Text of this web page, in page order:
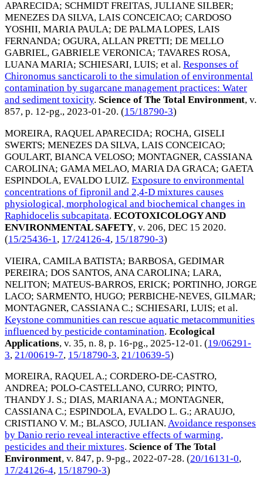
APARECIDA; SCHMIDT FREITAS, JULIANE SILBER;
MENEZES DA SILVA, LAIS CONCEICAO; CARDOSO
YOSHII, MARIA PAULA; DE PALMA LOPES, LAIS
FERNANDA; OGURA, ALLAN PRETTI; DE MELLO
GABRIEL, GABRIELE VERONICA; TAVARES ROSA,
LUANA MARIA; SCHIESARI, LUIS; et al. Responses of
Chironomus sancticaroli to the simulation of environmental
contamination by sugarcane management practices: Water
and sediment toxicity. Science of The Total Environment, v.
857, p. 12-pg., 2023-01-20. (15/18790-3)
MOREIRA, RAQUEL APARECIDA; ROCHA, GISELI
SWERTS; MENEZES DA SILVA, LAIS CONCEICAO;
GOULART, BIANCA VELOSO; MONTAGNER, CASSIANA
CAROLINA; GAMA MELAO, MARIA DA GRACA; GAETA
ESPINDOLA, EVALDO LUIZ. Exposure to environmental
concentrations of fipronil and 2,4-D mixtures causes
physiological, morphological and biochemical changes in
Raphidocelis subcapitata. ECOTOXICOLOGY AND
ENVIRONMENTAL SAFETY, v. 206, DEC 15 2020.
(15/25436-1, 17/24126-4, 15/18790-3)
VIEIRA, CAMILA BATISTA; BARBOSA, GEDIMAR
PEREIRA; DOS SANTOS, ANA CAROLINA; LARA,
NELITON; MATEUS-BARROS, ERICK; PORTINHO, JORGE
LACO; SARMENTO, HUGO; PERBICHE-NEVES, GILMAR;
MONTAGNER, CASSIANA C.; SCHIESARI, LUIS; et al.
Keystone communities can rescue aquatic metacommunities
influenced by pesticide contamination. Ecological
Applications, v. 35, n. 8, p. 16-pg., 2025-12-01 . (19/06291-
3, 21/00619-7, 15/18790-3, 21/10639-5)
MOREIRA, RAQUEL A.; CORDERO-DE-CASTRO,
ANDREA; POLO-CASTELLANO, CURRO; PINTO,
THANDY J. S.; DIAS, MARIANA A.; MONTAGNER,
CASSIANA C.; ESPINDOLA, EVALDO L. G.; ARAUJO,
CRISTIANO V. M.; BLASCO, JULIAN. Avoidance responses
by Danio rerio reveal interactive effects of warming,
pesticides and their mixtures. Science of The Total
Environment, v. 847, p. 9-pg., 2022-07-28. (20/16131-0,
17/24126-4, 15/18790-3)